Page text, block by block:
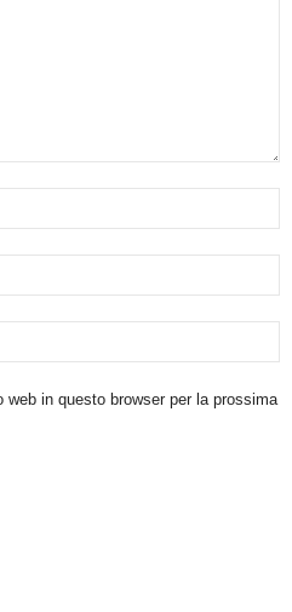
in questo browser per la prossima